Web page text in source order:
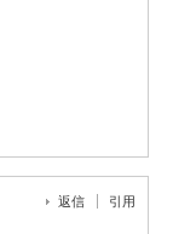
返信 引用